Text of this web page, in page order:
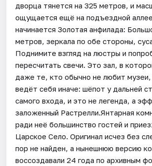
дворца тянется на 325 метров, и
ощущается ещё на подъездной
начинается Золотая анфилада:
метров, зеркала по обе стороны,
Поднимите взгляд на люстры и
пересчитать свечи. Это зал, в
даже те, кто обычно не любит музеи,
ведёт себя иначе: шёпот у дальней
самого входа, и это не легенда, а
заложенный Растрелли.Янтарная
ради неё большинство гостей и
Царское Село. Оригинал исчез без
пор не найден, а нынешнюю версию
воссоздавали 24 года по архивным